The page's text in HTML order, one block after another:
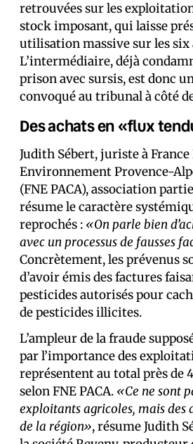
retrouvées sur les
stock imposant, qui laisse
utilisation massive sur les six
L’intermédiaire, déjà
prison avec sursis, est donc
convoqué au tribunal à côté
Des achats en «flux
Judith Sébert, juriste à
Environnement Provence-
(FNE PACA), association
résume le caractère
reprochés : «On parle bien
avec un processus de fausses
Concrètement, les prévenus
d’avoir émis des factures
pesticides autorisés pour
de pesticides illicites.
L’ampleur de la fraude
par l’importance des
représentent au total près de
selon FNE PACA. «Ce ne sont
exploitants agricoles, mais des
de la région», résume Judith